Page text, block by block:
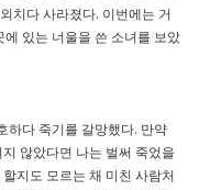
치다 사라졌다. 이번에는 거
에 있는 너울을 쓴 소녀를 보았
하다 죽기를 갈망했다. 만약
않았다면 나는 벌써 죽었을
지도 모르는 채 미친 사람처